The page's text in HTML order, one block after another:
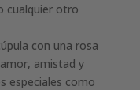
cualquier otro
con una rosa
amistad y
especiales como